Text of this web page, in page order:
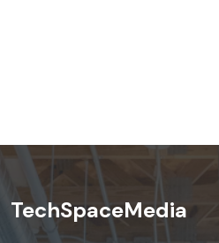
TechSpaceMedia